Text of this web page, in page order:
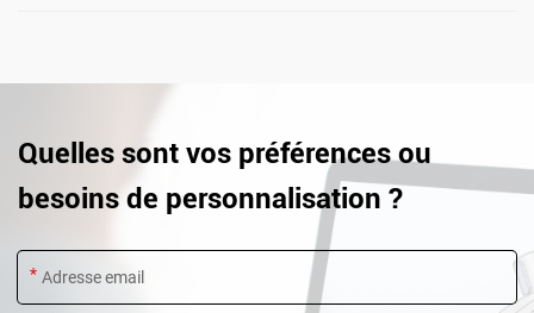
Quelles sont vos préférences ou
besoins de personnalisation ?
*